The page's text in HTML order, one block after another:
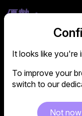
優勢：
更快速、更簡便的模
幫浦模組
風扇模組
2+1 幫浦備援
It looks like you're
To improve your
switch to our
Not now